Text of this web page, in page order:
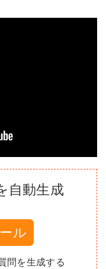
自動生成
ル
問を生成する